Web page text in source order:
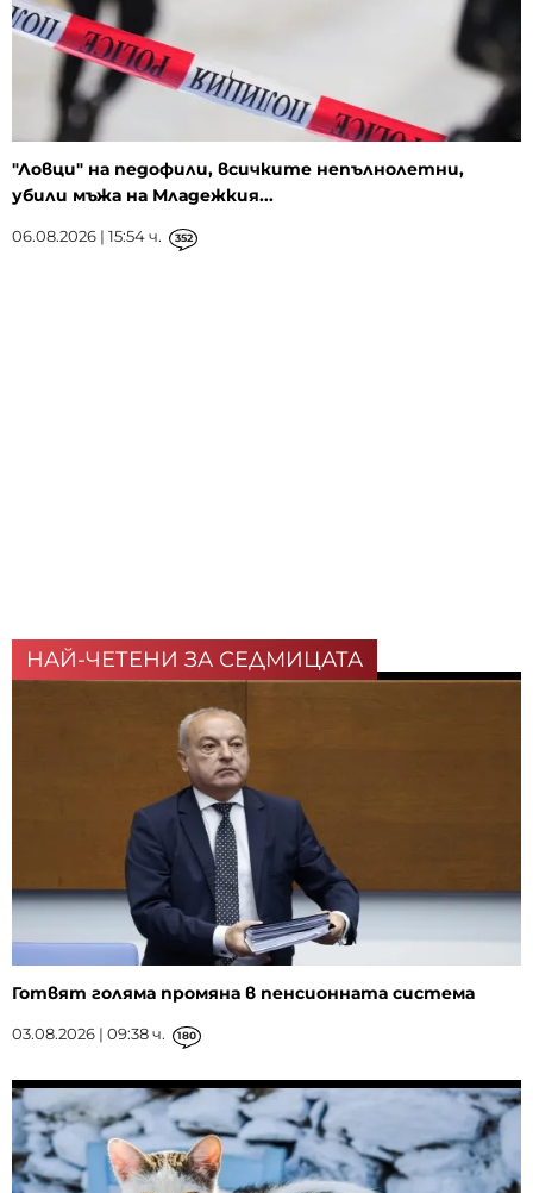
"Ловци" на педофили, всичките непълнолетни,
убили мъжа на Младежкия...
06.08.2026 | 15:54 ч. 352
НАЙ-ЧЕТЕНИ ЗА СЕДМИЦАТА
Готвят голяма промяна в пенсионната система
03.08.2026 | 09:38 ч. 180